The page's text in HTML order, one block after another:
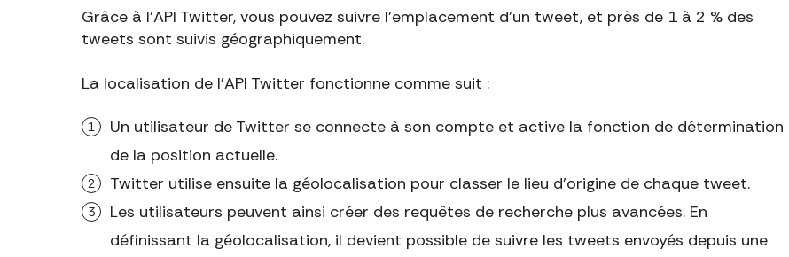
Grâce à l'API Twitter, vous pouvez suivre l'emplacement d'un tweet, et près de 1 à 2 % des
tweets sont suivis géographiquement.
La localisation de l'API Twitter fonctionne comme suit :
Un utilisateur de Twitter se connecte à son compte et active la fonction de détermination
de la position actuelle.
Twitter utilise ensuite la géolocalisation pour classer le lieu d'origine de chaque tweet.
Les utilisateurs peuvent ainsi créer des requêtes de recherche plus avancées. En
définissant la géolocalisation, il devient possible de suivre les tweets envoyés depuis une